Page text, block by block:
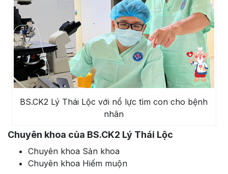
BS.CK2 Lý Thái Lộc với nổ lực tìm con cho bệnh
nhân
Chuyên khoa của BS.CK2 Lý Thái Lộc
Chuyên khoa Sản khoa
Chuyên khoa Hiếm muộn